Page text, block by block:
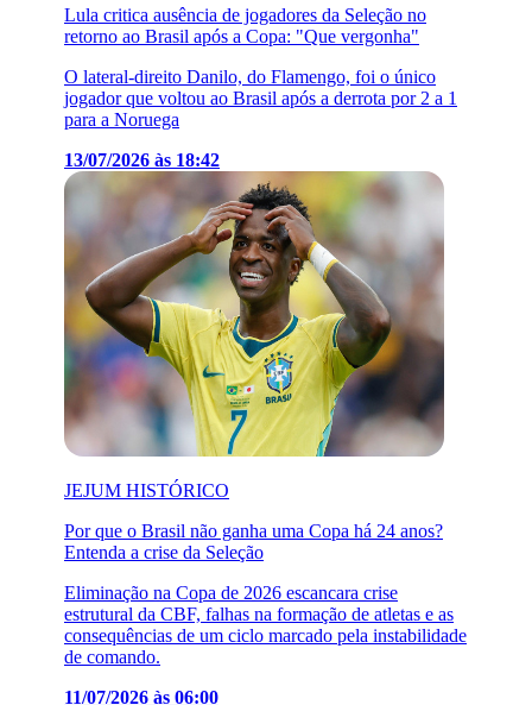
Lula critica ausência de jogadores da Seleção no
retorno ao Brasil após a Copa: "Que vergonha"
O lateral-direito Danilo, do Flamengo, foi o único
jogador que voltou ao Brasil após a derrota por 2 a 1
para a Noruega
13/07/2026 às 18:42
JEJUM HISTÓRICO
Por que o Brasil não ganha uma Copa há 24 anos?
Entenda a crise da Seleção
Eliminação na Copa de 2026 escancara crise
estrutural da CBF, falhas na formação de atletas e as
consequências de um ciclo marcado pela instabilidade
de comando.
11/07/2026 às 06:00